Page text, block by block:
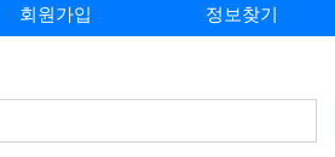
회원가입 정보찾기